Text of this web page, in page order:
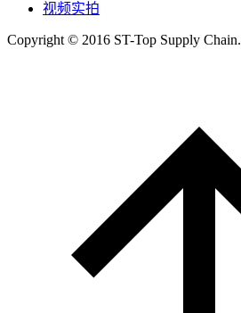
视频实拍
Copyright © 2016 ST-Top Supply Chain.